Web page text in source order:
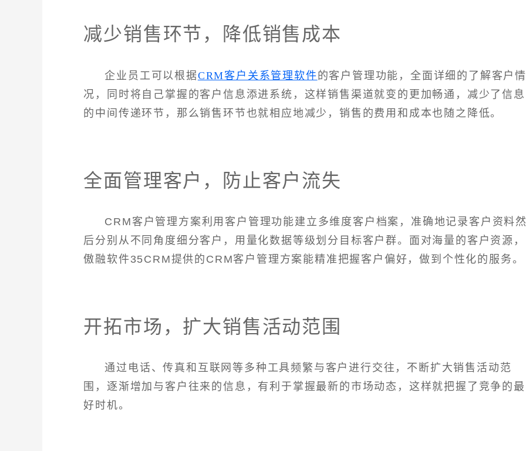
减少销售环节，降低销售成本
企业员工可以根据CRM客户关系管理软件的客户管理功能，全面详细的了解客户
况，同时将自己掌握的客户信息添进系统，这样销售渠道就变的更加畅通，减少了信息
的中间传递环节，那么销售环节也就相应地减少，销售的费用和成本也随之降低。
全面管理客户，防止客户流失
CRM客户管理方案利用客户管理功能建立多维度客户档案，准确地记录客户资料
后分别从不同角度细分客户，用量化数据等级划分目标客户群。面对海量的客户资源，
傲融软件35CRM提供的CRM客户管理方案能精准把握客户偏好，做到个性化的服务。
开拓市场，扩大销售活动范围
通过电话、传真和互联网等多种工具频繁与客户进行交往，不断扩大销售活动范
围，逐渐增加与客户往来的信息，有利于掌握最新的市场动态，这样就把握了竞争的最
好时机。